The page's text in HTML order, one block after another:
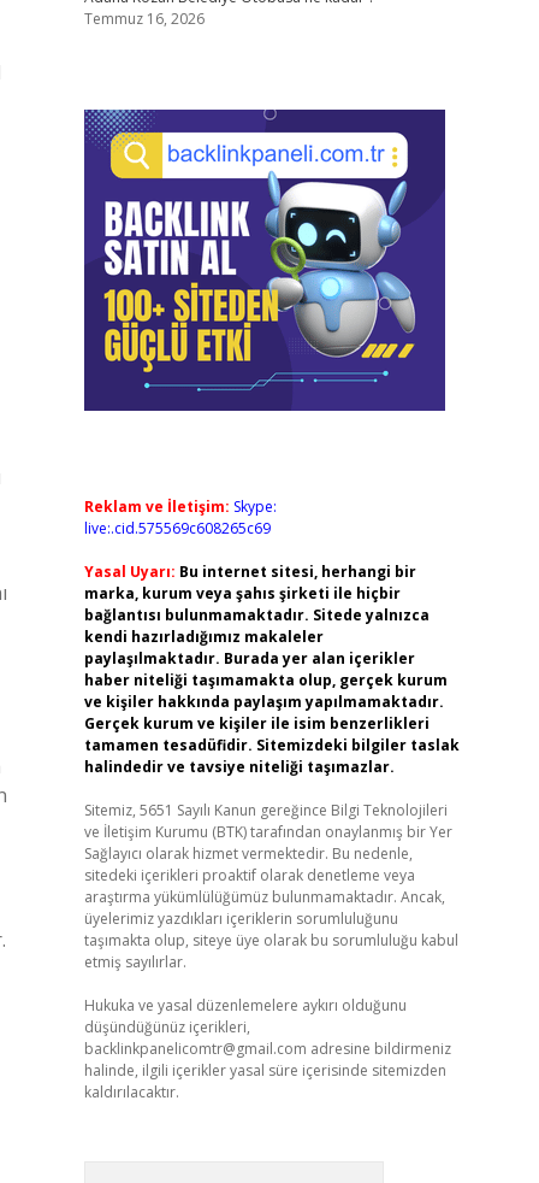
Temmuz 16, 2026
Reklam ve İletişim: Skype:
live:.cid.575569c608265c69
Yasal Uyarı: Bu internet sitesi, herhangi bir
marka, kurum veya şahıs şirketi ile hiçbir
bağlantısı bulunmamaktadır. Sitede yalnızca
kendi hazırladığımız makaleler
paylaşılmaktadır. Burada yer alan içerikler
haber niteliği taşımamakta olup, gerçek kurum
ve kişiler hakkında paylaşım yapılmamaktadır.
Gerçek kurum ve kişiler ile isim benzerlikleri
tamamen tesadüfidir. Sitemizdeki bilgiler taslak
halindedir ve tavsiye niteliği taşımazlar.
Sitemiz, 5651 Sayılı Kanun gereğince Bilgi Teknolojileri
ve İletişim Kurumu (BTK) tarafından onaylanmış bir Yer
Sağlayıcı olarak hizmet vermektedir. Bu nedenle,
sitedeki içerikleri proaktif olarak denetleme veya
araştırma yükümlülüğümüz bulunmamaktadır. Ancak,
üyelerimiz yazdıkları içeriklerin sorumluluğunu
taşımakta olup, siteye üye olarak bu sorumluluğu kabul
etmiş sayılırlar.
Hukuka ve yasal düzenlemelere aykırı olduğunu
düşündüğünüz içerikleri,
backlinkpanelicomtr@gmail.com adresine bildirmeniz
halinde, ilgili içerikler yasal süre içerisinde sitemizden
kaldırılacaktır.